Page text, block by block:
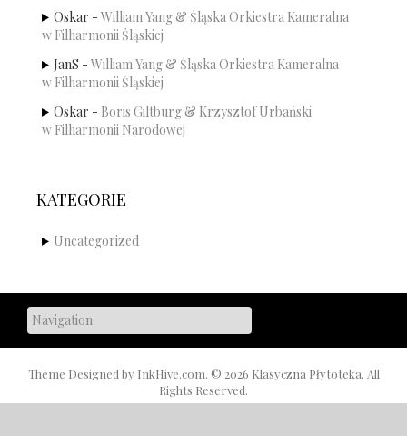
Oskar - William Yang & Śląska Orkiestra Kameralna
w Filharmonii Śląskiej
JanS - William Yang & Śląska Orkiestra Kameralna
w Filharmonii Śląskiej
Oskar - Boris Giltburg & Krzysztof Urbański
w Filharmonii Narodowej
KATEGORIE
Uncategorized
Theme Designed by InkHive.com. © 2026 Klasyczna Płytoteka. All
Rights Reserved.